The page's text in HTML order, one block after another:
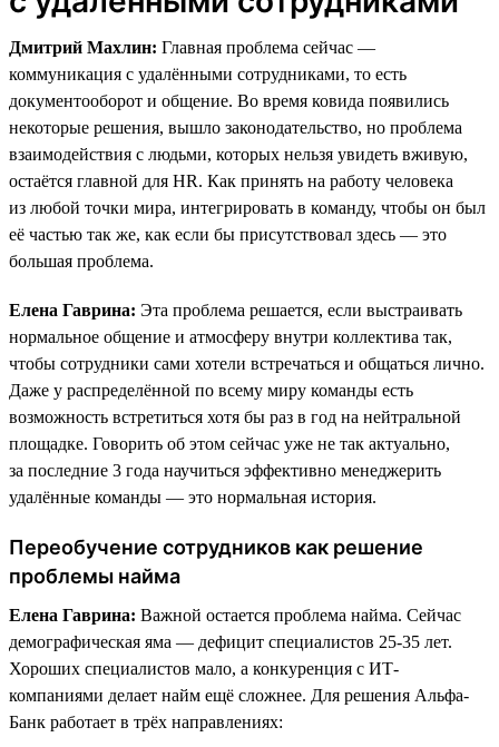
Дмитрий Махлин: Главная проблема сейчас —
коммуникация с удалёнными сотрудниками, то есть
документооборот и общение. Во время ковида появились
некоторые решения, вышло законодательство, но проблема
взаимодействия с людьми, которых нельзя увидеть вживую,
остаётся главной для HR. Как принять на работу человека
из любой точки мира, интегрировать в команду, чтобы он был
её частью так же, как если бы присутствовал здесь — это
большая проблема.
Елена Гаврина: Эта проблема решается, если выстраивать
нормальное общение и атмосферу внутри коллектива так,
чтобы сотрудники сами хотели встречаться и общаться лично.
Даже у распределённой по всему миру команды есть
возможность встретиться хотя бы раз в год на нейтральной
площадке. Говорить об этом сейчас уже не так актуально,
за последние 3 года научиться эффективно менеджерить
удалённые команды — это нормальная история.
Переобучение сотрудников как решение
проблемы найма
Елена Гаврина: Важной остается проблема найма. Сейчас
демографическая яма — дефицит специалистов 25-35 лет.
Хороших специалистов мало, а конкуренция с ИТ-
компаниями делает найм ещё сложнее. Для решения Альфа-
Банк работает в трёх направлениях: